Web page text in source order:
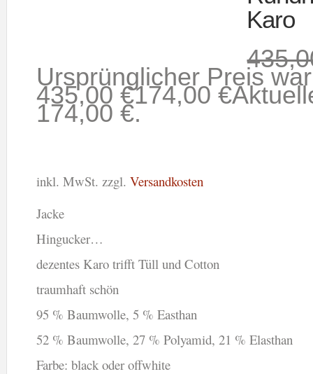
Karo
Ursprünglicher Preis
435,00 €174,00 €
174,00 €.
inkl. MwSt. zzgl. Versandkosten
Jacke
Hingucker…
dezentes Karo trifft Tüll und Cotton
traumhaft schön
95 % Baumwolle, 5 % Easthan
52 % Baumwolle, 27 % Polyamid, 21 % Elasthan
Farbe: black oder offwhite